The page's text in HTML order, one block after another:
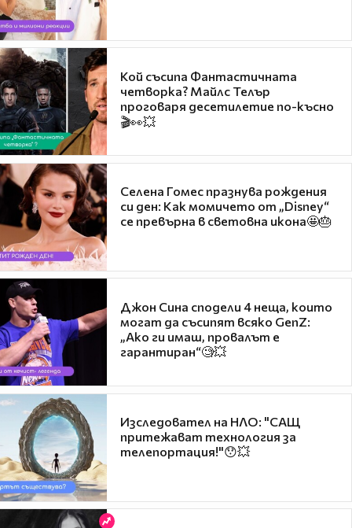
Кой съсипа Фантастичната
четворка? Майлс Телър
проговаря десетилетие по-късно
🎬👀💥
Селена Гомес празнува рождения
си ден: Как момичето от „Disney“
се превърна в световна икона🤩🎂
Джон Сина сподели 4 неща, които
могат да съсипят всяко GenZ:
„Ако ги имаш, провалът е
гарантиран“🧐💥
Изследовател на НЛО: "САЩ
притежават технология за
телепортация!"😯💥